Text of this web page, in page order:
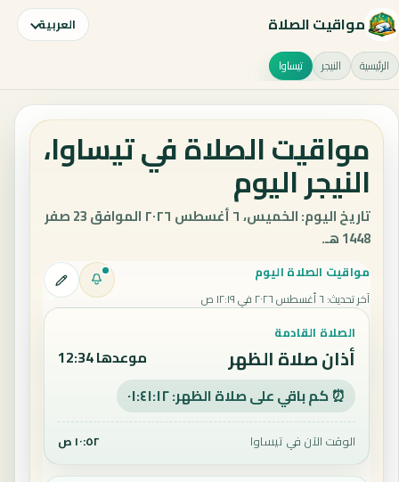
مواقيت الصلاة العربية
الرئيسية النيجر تيساوا
مواقيت الصلاة في تيساوا،
النيجر اليوم
تاريخ اليوم: الخميس، ٦ أغسطس ٢٠٢٦ الموافق 23 صفر
1448 هـ.
مواقيت الصلاة اليوم
آخر تحديث: ٦ أغسطس ٢٠٢٦ في ١٢:١٩ ص
الصلاة القادمة
أذان صلاة الظهر موعدها 12:34
⏰ كم باقي على صلاة الظهر: ٠١:٤١:١١
الوقت الآن في تيساوا ١٠:٥٢ ص